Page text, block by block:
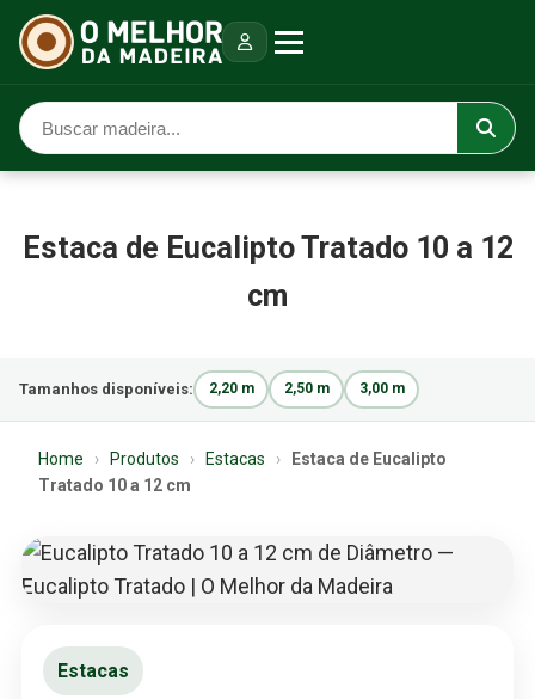
Estaca de Eucalipto Tratado 10 a 12
cm
Tamanhos disponíveis: 2,20 m 2,50 m 3,00 m
Home › Produtos › Estacas ›
Estaca de Eucalipto
Tratado 10 a 12 cm
Estacas